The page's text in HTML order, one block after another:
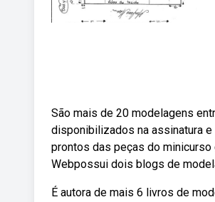
São mais de 20 modelagens
disponibilizados na assinatura
prontos das peças do minicurso
Webpossui dois blogs de
É autora de mais 6 livros de